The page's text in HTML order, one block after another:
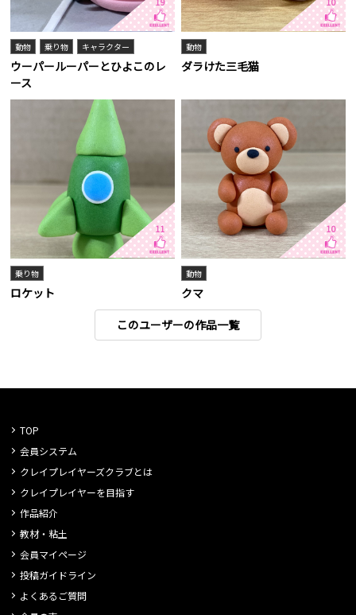
動物 乗り物 キャラクター
ウーパールーパーとひよこのレ
ース
動物
ダラけた三毛猫
11
乗り物
ロケット
10
動物
クマ
このユーザーの作品一覧
TOP
会員システム
クレイプレイヤーズクラブとは
クレイプレイヤーを目指す
作品紹介
教材・粘土
会員マイページ
投稿ガイドライン
よくあるご質問